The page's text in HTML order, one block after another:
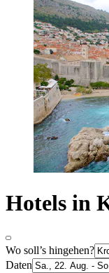
Hotels in
Wo soll’s hingehen?
Daten